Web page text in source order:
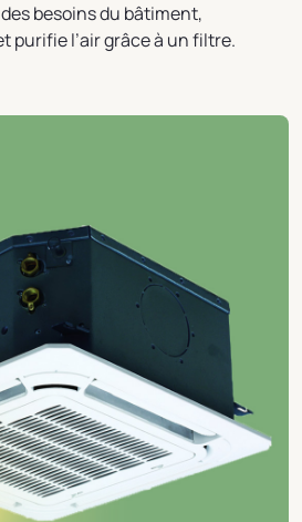
besoins du bâtiment,
purifie l’air grâce à un filtre.